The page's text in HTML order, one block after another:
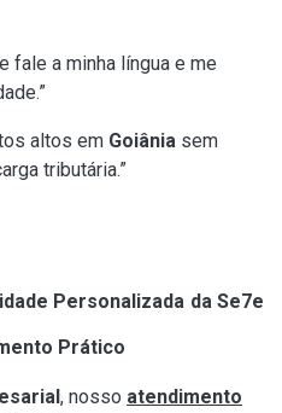
fale a minha língua e me
altos em Goiânia sem
tributária.”
Personalizada da Se7e
Prático
, nosso atendimento